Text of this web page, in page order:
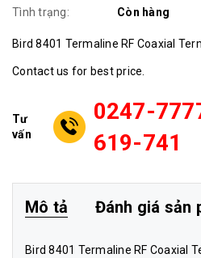
Tình trạng:
Còn hàng
Bird 8401 Termaline RF Coaxial
Contact us for best price.
Tư
vấn
0247-
619-741
Mô tả Đánh giá sản
Bird 8401 Termaline RF Coaxial